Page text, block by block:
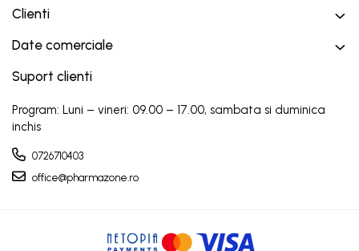
Clienti
Date comerciale
Suport clienti
Program: Luni – vineri: 09.00 – 17.00, sambata si duminica
inchis
0726710403
office@pharmazone.ro